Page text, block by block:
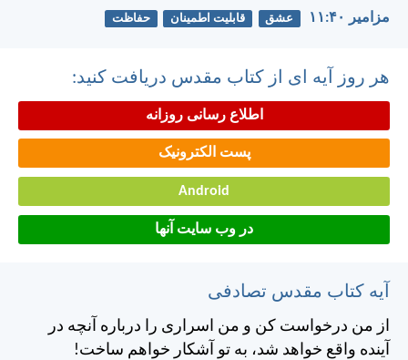
مزامير ۴۰:‏۱۱ عشق قابلیت اطمینان حفاظت
هر روز آیه ای از کتاب مقدس دریافت کنید:
اطلاع رسانی روزانه
پست الکترونیک
Android
در وب سایت آنها
آیه کتاب مقدس تصادفی
از من درخواست كن و من اسراری را درباره آنچه در
آينده واقع خواهد شد، به تو آشكار خواهم ساخت!